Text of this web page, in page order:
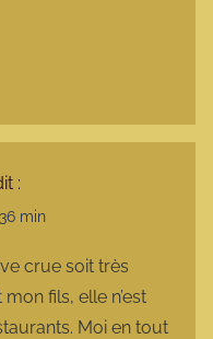
:
min
crue soit très
fils, elle n’est
Moi en tout